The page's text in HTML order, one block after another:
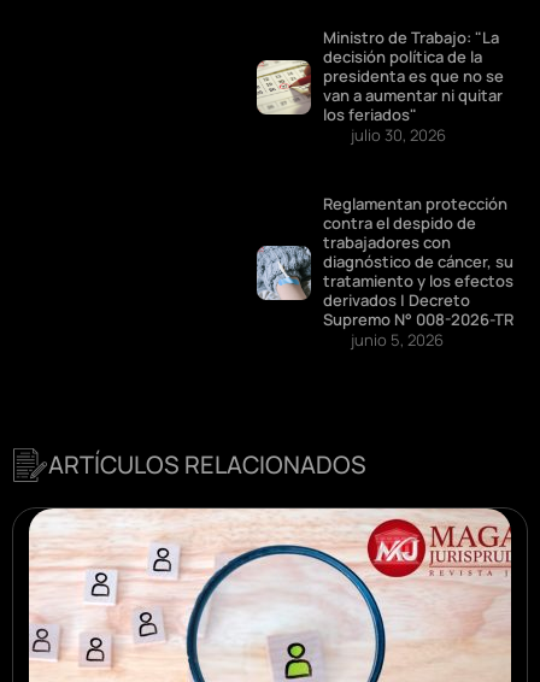
Ministro de Trabajo: "La
decisión política de la
presidenta es que no se
van a aumentar ni quitar
los feriados"
julio 30, 2026
Reglamentan protección
contra el despido de
trabajadores con
diagnóstico de cáncer, su
tratamiento y los efectos
derivados | Decreto
Supremo N° 008-2026-TR
junio 5, 2026
ARTÍCULOS RELACIONADOS